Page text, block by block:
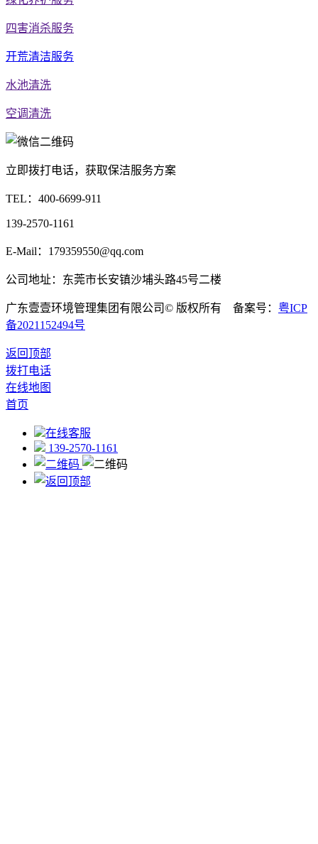
四害消杀服务
开荒清洁服务
水池清洗
空调清洗
立即拨打电话，获取保洁服务方案
TEL： 400-6699-911
139-2570-1161
E-Mail：179359550@qq.com
公司地址：东莞市长安镇沙埔头路45号二楼
广东壹壹环境管理集团有限公司© 版权所有 备案号： 粤ICP
备2021152494号
返回顶部
拨打电话
在线地图
首页
在线客服
139-2570-1161